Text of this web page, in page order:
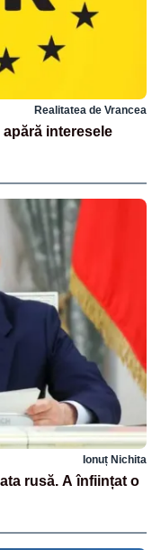
Realitatea de Vrancea
interesele
Ionuț Nichita
rusă. A înființat o